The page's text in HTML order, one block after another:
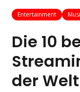
Entertainment
Die 10
der